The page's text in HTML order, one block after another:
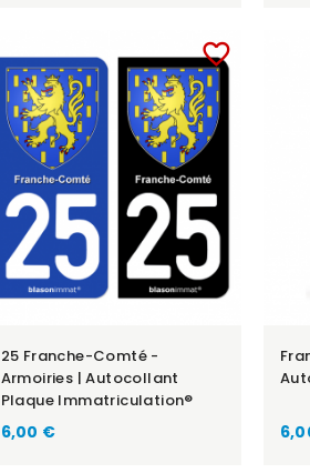
favorite_border
25 Franche-Comté -
Armoiries | Autocollant
Plaque Immatriculation®
6,00 €